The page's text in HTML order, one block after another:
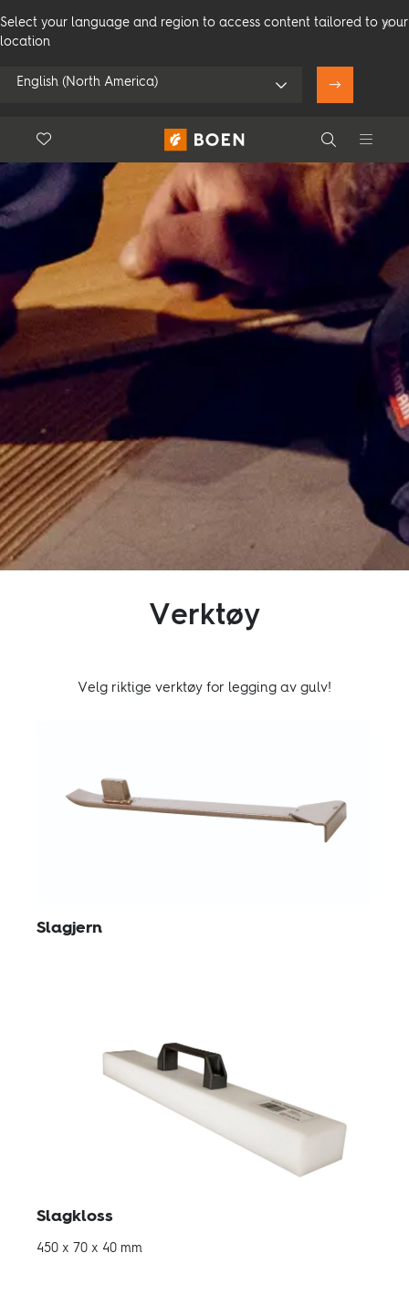
Select your language and region to access content tailored to your
location
English (North America)
Bruk min posisjon
Se alle forhandlere
Search
Search
Floor.Wishlist
Forbruker Profesjonelle
Produkter
Inspirasjon
Bærekraft
Følg oss:
Verktøy
Velg riktige verktøy for legging av gulv!
Slagjern
Slagkloss
450 x 70 x 40 mm